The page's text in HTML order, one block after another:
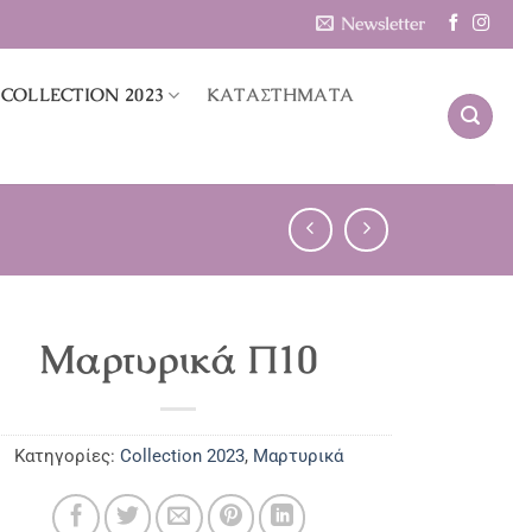
Newsletter
COLLECTION 2023
ΚΑΤΑΣΤΗΜΑΤΑ
Μαρτυρικά Π10
Κατηγορίες: Collection 2023, Μαρτυρικά